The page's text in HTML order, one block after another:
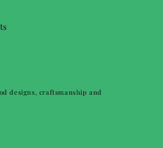
designs, craftsmanship and